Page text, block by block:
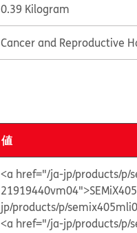
0.39 Kilogram
Cancer and Reproductive
値
<a href="/ja-jp/products/p/
jp/products/p/
<a href="/ja-jp/products/p/